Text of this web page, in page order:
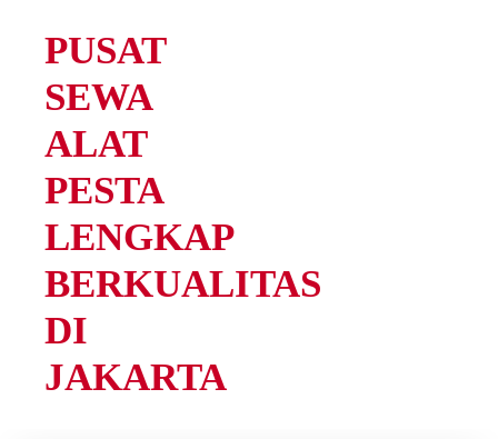
PUSAT
SEWA
ALAT
PESTA
LENGKAP
BERKUALITAS
DI
JAKARTA